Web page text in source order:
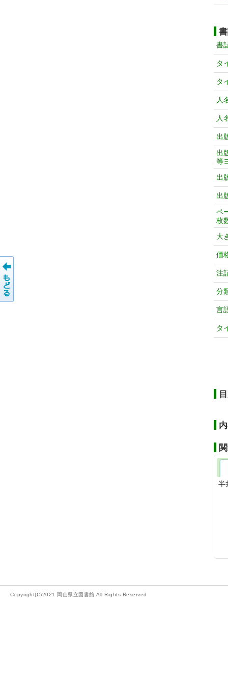
書
タ
タ
人
人
出
出
等
出
出
ペ
枚
大
価
注
分
言
タ
半
Copyright(C)2021 岡山県立図書館.All Rights Reserved